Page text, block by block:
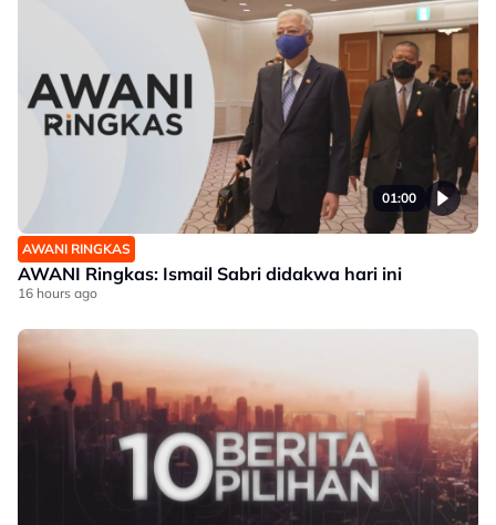
01:00
AWANI RINGKAS
AWANI Ringkas: Ismail Sabri didakwa hari ini
16 hours ago